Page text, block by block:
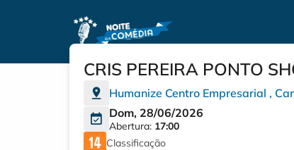
CRIS PEREIRA PONTO
Humanize Centro Empresarial ,
Dom, 28/06/2026
Abertura: 17:00
Classificação